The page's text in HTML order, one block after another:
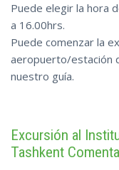
Puede elegir la hora
a 16.00hrs.
Puede comenzar la
aeropuerto/estación
nuestro guía.
Excursión al
Tashkent